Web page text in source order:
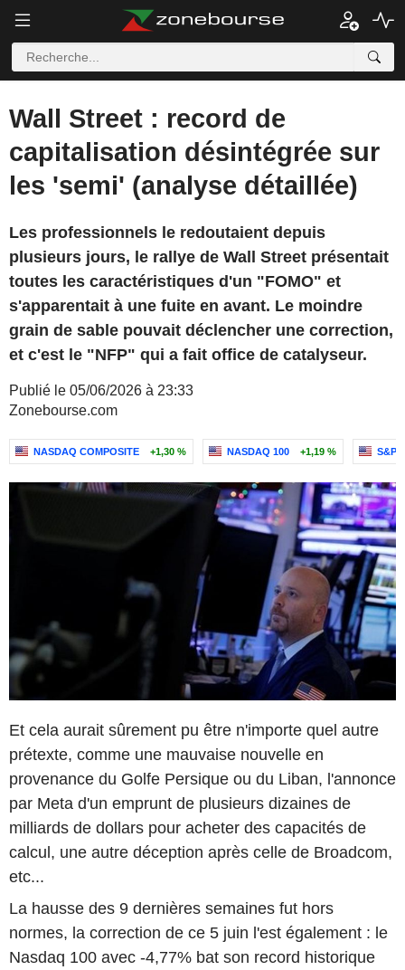
Wall Street : record de
capitalisation désintégrée sur
les 'semi' (analyse détaillée)
Les professionnels le redoutaient depuis
plusieurs jours, le rallye de Wall Street présentait
toutes les caractéristiques d'un "FOMO" et
s'apparentait à une fuite en avant. Le moindre
grain de sable pouvait déclencher une correction,
et c'est le "NFP" qui a fait office de catalyseur.
Publié le 05/06/2026 à 23:33
Zonebourse.com
NASDAQ COMPOSITE +1,30 % NASDAQ 100 +1,19 % S&P
Et cela aurait sûrement pu être n'importe quel autre
prétexte, comme une mauvaise nouvelle en
provenance du Golfe Persique ou du Liban, l'annonce
par Meta d'un emprunt de plusieurs dizaines de
milliards de dollars pour acheter des capacités de
calcul, une autre déception après celle de Broadcom,
etc...
La hausse des 9 dernières semaines fut hors
normes, la correction de ce 5 juin l'est également : le
Nasdaq 100 avec -4,77% bat son record historique